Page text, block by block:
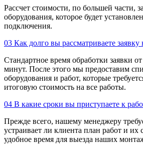
Рассчет стоимости, по большей части,
оборудования, которое будет
подключения.
03 Как долго вы рассматриваете
Стандартное время обработки заявки
минут. После этого мы предоставим
оборудования и работ, которые
итоговую стоимость на все работы.
04 В какие сроки вы приступаете к
Прежде всего, нашему менеджеру
устраивает ли клиента план работ и их
удобное время для выезда наших